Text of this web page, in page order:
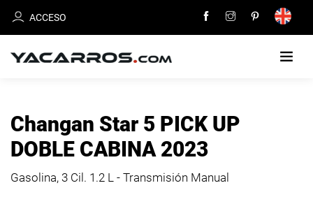
ACCESO
CARROS
EN
VENTA
Changan Star 5 PICK UP
DOBLE CABINA 2023
Gasolina, 3 Cil. 1.2 L - Transmisión Manual